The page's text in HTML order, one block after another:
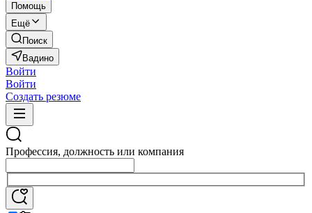
Помощь
Ещё
Поиск
Вадино
Войти
Войти
Создать резюме
Профессия, должность или компания